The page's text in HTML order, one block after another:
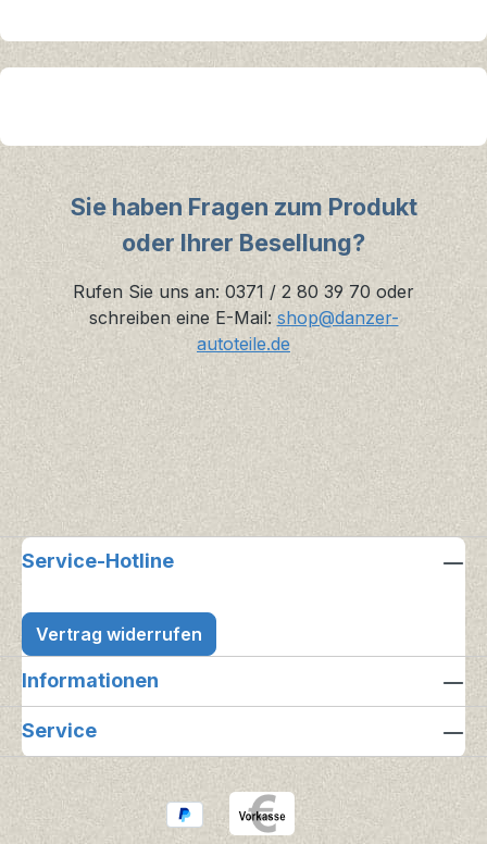
Sie haben Fragen zum Produkt
oder Ihrer Besellung?
Rufen Sie uns an: 0371 / 2 80 39 70 oder
schreiben eine E-Mail: shop@danzer-
autoteile.de
Service-Hotline
Vertrag widerrufen
Informationen
Service